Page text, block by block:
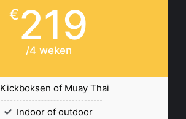
€219
/4 weken
Kickboksen of Muay Thai
Indoor of outdoor